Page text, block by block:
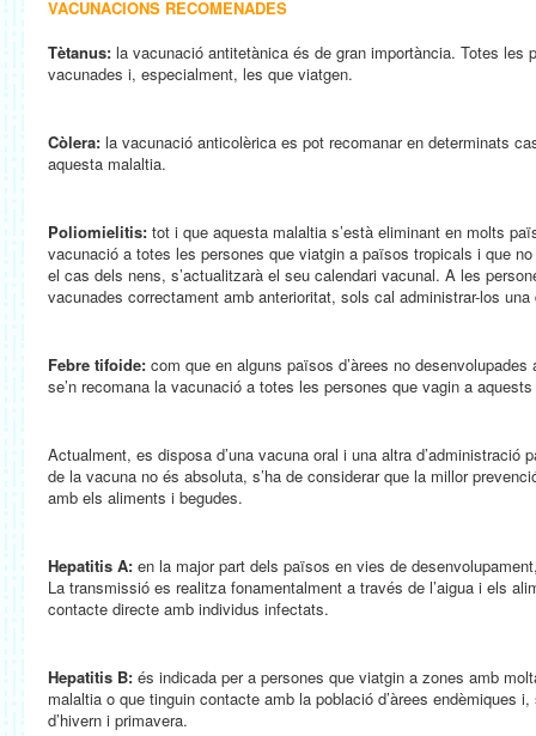
VACUNACIONS RECOMENADES
Tètanus: la vacunació antitetànica és de gran importància. Totes les
vacunades i, especialment, les que viatgen.
Còlera: la vacunació anticolèrica es pot recomanar en determinats
aquesta malaltia.
Poliomielitis: tot i que aquesta malaltia s’està eliminant en molts
vacunació a totes les persones que viatgin a països tropicals i que
el cas dels nens, s’actualitzarà el seu calendari vacunal. A les
vacunades correctament amb anterioritat, sols cal administrar-los
Febre tifoide: com que en alguns països d’àrees no
se’n recomana la vacunació a totes les persones que vagin a
Actualment, es disposa d’una vacuna oral i una altra d’administració
de la vacuna no és absoluta, s’ha de considerar que la millor
amb els aliments i begudes.
Hepatitis A: en la major part dels països en vies de
La transmissió es realitza fonamentalment a través de l’aigua i els
contacte directe amb individus infectats.
Hepatitis B: és indicada per a persones que viatgin a zones amb
malaltia o que tinguin contacte amb la població d’àrees endèmiques
d’hivern i primavera.